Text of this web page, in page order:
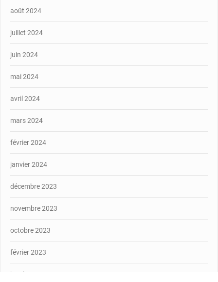
août 2024
juillet 2024
juin 2024
mai 2024
avril 2024
mars 2024
février 2024
janvier 2024
décembre 2023
novembre 2023
octobre 2023
février 2023
janvier 2023